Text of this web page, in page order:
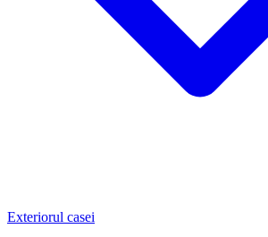
Exteriorul casei